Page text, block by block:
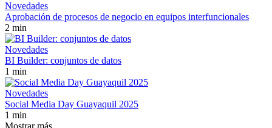
Novedades
Aprobación de procesos de negocio en equipos interfuncionales
2 min
Novedades
BI Builder: conjuntos de datos
1 min
Novedades
Social Media Day Guayaquil 2025
1 min